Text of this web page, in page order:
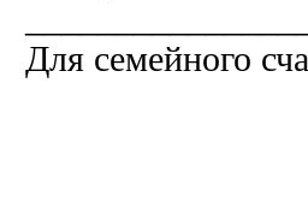
Для семейного